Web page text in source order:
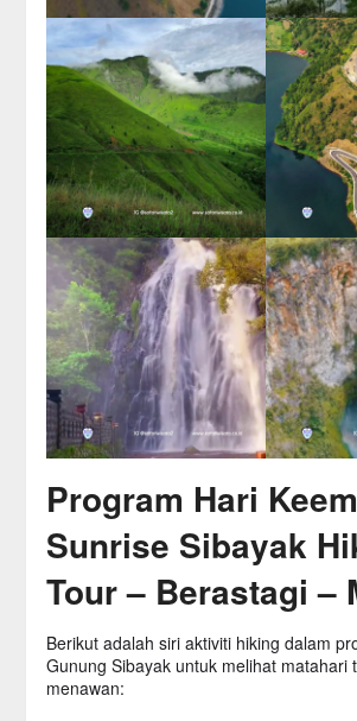
Program Hari
Sunrise Sibayak
Tour – Berastagi –
Berikut adalah siri aktiviti hiking dalam
Gunung Sibayak untuk melihat matahari
menawan: